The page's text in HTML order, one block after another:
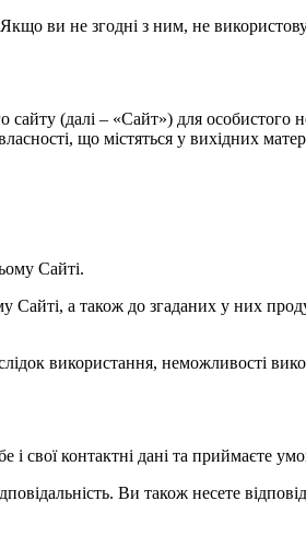
ви не згодні з ним, не
(далі – «Сайт») для
що містяться у вихідних
Сайті.
Сайті, а також до згаданих у них
використання, неможливості
свої контактні дані та приймаєте
Ви також несете